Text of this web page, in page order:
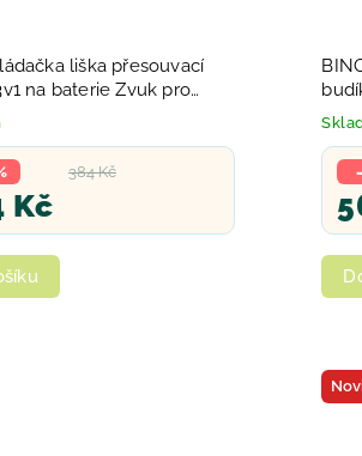
liška přesouvací
na baterie Zvuk pro
384 Kč
Kč